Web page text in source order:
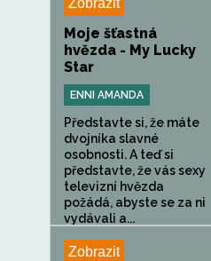
Zobrazit
Moje šťastná
hvězda - My Lucky
Star
ENNI AMANDA
Představte si, že máte
dvojníka slavné
osobnosti. A teď si
představte, že vás sexy
televizní hvězda
požádá, abyste se za ni
vydávali a...
Zobrazit